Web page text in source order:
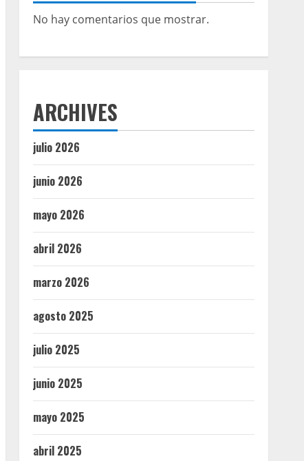
No hay comentarios que mostrar.
ARCHIVES
julio 2026
junio 2026
mayo 2026
abril 2026
marzo 2026
agosto 2025
julio 2025
junio 2025
mayo 2025
abril 2025